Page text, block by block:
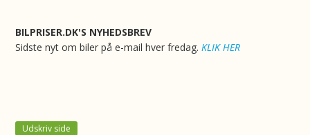
BILPRISER.DK'S NYHEDSBREV
Sidste nyt om biler på e-mail hver fredag.KLIK HER
Udskriv side